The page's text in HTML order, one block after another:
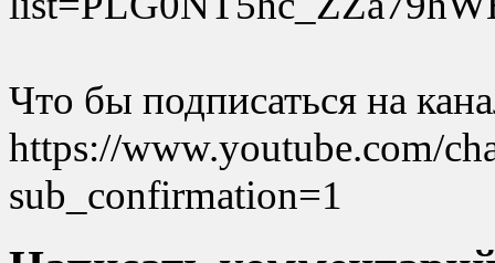
Что бы подписаться на
https://www.youtube.com/
sub_confirmation=1